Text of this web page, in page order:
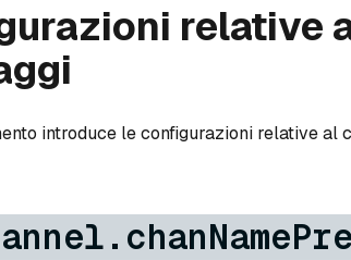
relative
introduce le configurazioni relative al